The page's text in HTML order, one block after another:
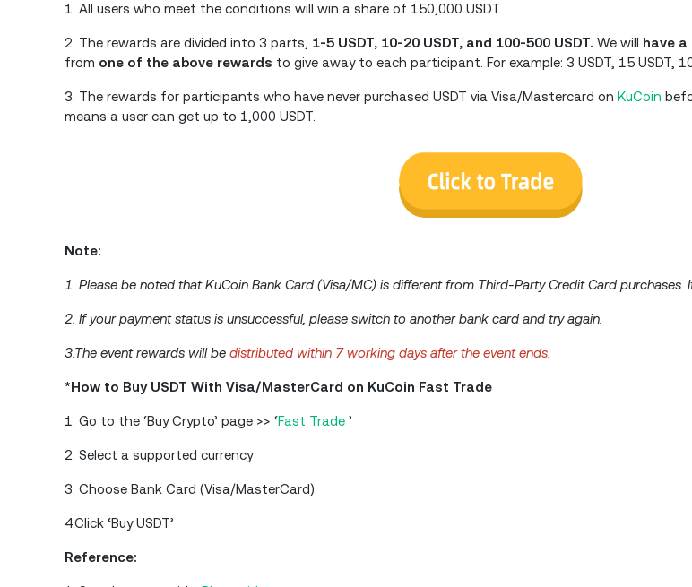
1. All users who meet the conditions will win a share of 150,000 USDT.
2. The rewards are divided into 3 parts, 1-5 USDT, 10-20 USDT, and 100-500 USDT. We will have
from one of the above rewards to give away to each participant. For example: 3 USDT, 15 USDT,
3. The rewards for participants who have never purchased USDT via Visa/Mastercard on KuCoin
means a user can get up to 1,000 USDT.
Note:
1. Please be noted that KuCoin Bank Card (Visa/MC) is different from Third-Party Credit Card purchases.
2. If your payment status is unsuccessful, please switch to another bank card and try again.
3.The event rewards will be distributed within 7 working days after the event ends.
*How to Buy USDT With Visa/MasterCard on KuCoin Fast Trade
1. Go to the ‘Buy Crypto’ page >> ‘Fast Trade ’
2. Select a supported currency
3. Choose Bank Card (Visa/MasterCard)
4.Click ‘Buy USDT’
Reference: